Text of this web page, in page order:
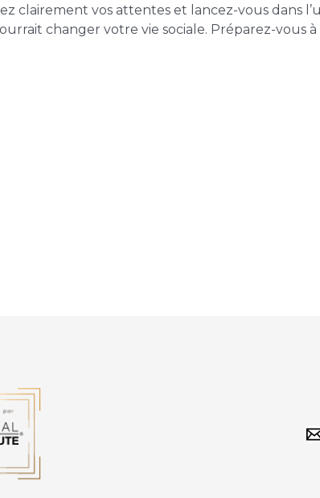
clairement vos attentes et lancez-vous dans
changer votre vie sociale. Préparez-vous